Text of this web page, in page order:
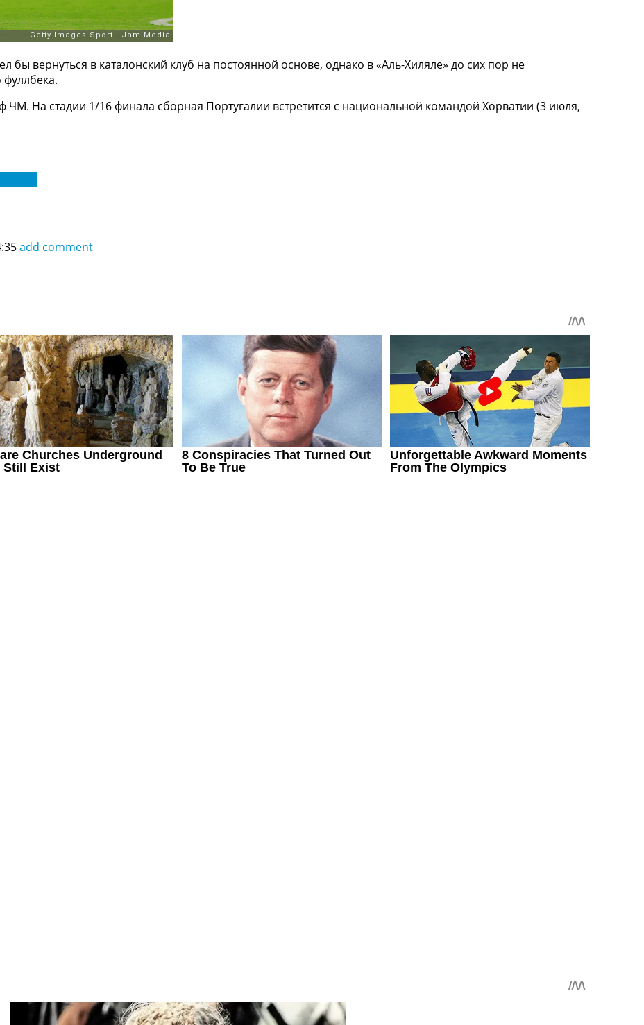
бы вернуться в каталонский клуб на постоянной основе, однако в «Аль-Хиляле» до сих пор не
ЧМ. На стадии 1/16 финала сборная Португалии встретится с национальной командой Хорватии (3 июля,
add comment